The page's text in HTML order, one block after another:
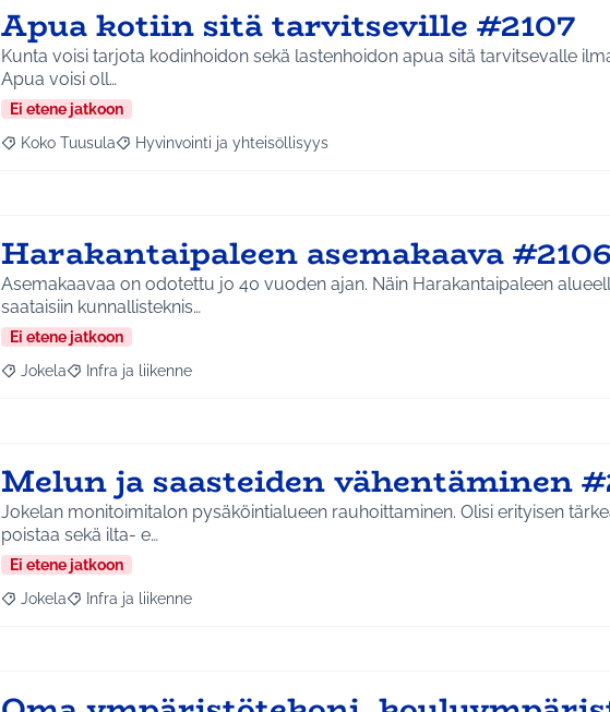
Apua kotiin sitä tarvitseville #2107
Kunta voisi tarjota kodinhoidon sekä lastenhoidon apua sitä tarvitsevalle
Apua voisi oll…
Ei etene jatkoon
Rajaa tulokset aihepiirin mukaan: Koko Tuusula
Koko Tuusula Rajaa tulokset teeman mukaan: Hyvinvointi ja yhteisöllisyys
Hyvinvointi ja yhteisöllisyys
Harakantaipaleen asemakaava #2106
Asemakaavaa on odotettu jo 40 vuoden ajan. Näin Harakantaipaleen
saataisiin kunnallisteknis…
Ei etene jatkoon
Rajaa tulokset aihepiirin mukaan: Jokela
Jokela Rajaa tulokset teeman mukaan: Infra ja liikenne
Infra ja liikenne
Melun ja saasteiden vähentäminen
Jokelan monitoimitalon pysäköintialueen rauhoittaminen. Olisi erityisen
poistaa sekä ilta- e…
Ei etene jatkoon
Rajaa tulokset aihepiirin mukaan: Jokela
Jokela Rajaa tulokset teeman mukaan: Infra ja liikenne
Infra ja liikenne